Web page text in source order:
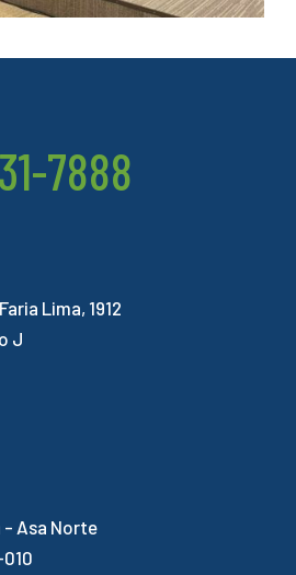
7888
Lima, 1912
J
- Asa Norte